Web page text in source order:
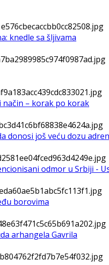
knedle sa šljivama
način – korak po korak
donosi još veću dozu
odmor u Srbiji -
borovima
arhangela Gavrila